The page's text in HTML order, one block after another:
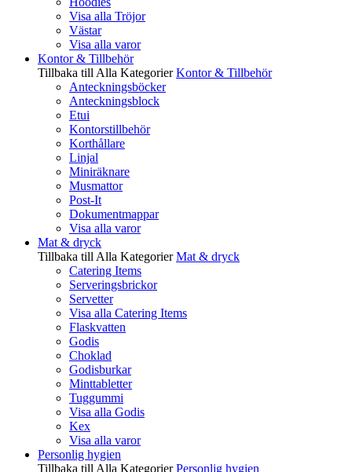
Visa alla Tröjor
Västar
Visa alla varor
Kontor & Tillbehör
Tillbaka till Alla Kategorier Kontor & Tillbehör
Anteckningsböcker
Anteckningsblock
Etui
Kontorstillbehör
Korthållare
Linjal
Miniräknare
Musmattor
Post-It
Dokumentmappar
Visa alla varor
Mat & dryck
Tillbaka till Alla Kategorier Mat & dryck
Catering Items
Serveringsbrickor
Servetter
Visa alla Catering Items
Flaskvatten
Godis
Choklad
Godisburkar
Minttabletter
Tuggummi
Visa alla Godis
Kex
Visa alla varor
Personlig hygien
Tillbaka till Alla Kategorier Personlig hygien